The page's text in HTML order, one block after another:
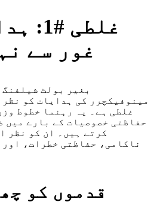
غور سے
بغیر بولٹ
مینوفیکچرر کی ہدایات کو
غلطی ہے۔ یہ رہنما خطوط
حفاظتی خصوصیات کے بارے میں
کرتے ہیں۔ ان کو نظر
ناکامی، حفاظتی خطرات،